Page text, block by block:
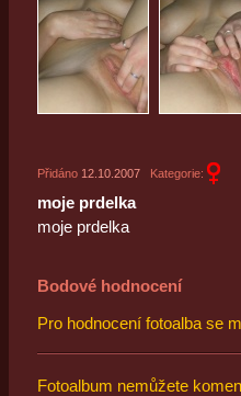
Přidáno 12.10.2007 Kategorie:
moje prdelka
moje prdelka
Bodové hodnocení
Pro hodnocení fotoalba se
Fotoalbum nemůžete